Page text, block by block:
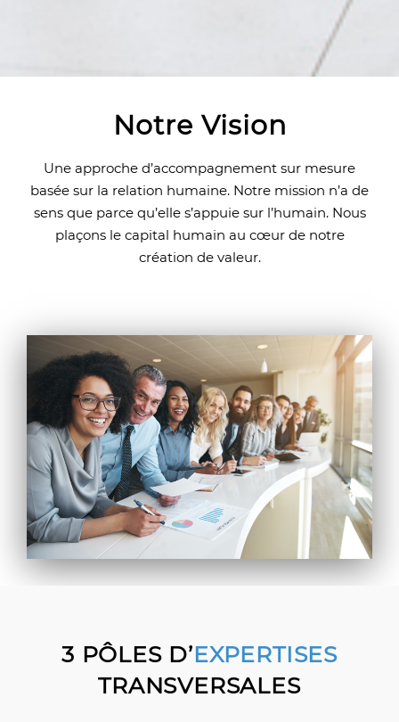
Notre Vision
Une approche d’accompagnement sur mesure
basée sur la relation humaine. Notre mission n’a de
sens que parce qu’elle s’appuie sur l’humain. Nous
plaçons le capital humain au cœur de notre
création de valeur.
3 PÔLES D’EXPERTISES
TRANSVERSALES